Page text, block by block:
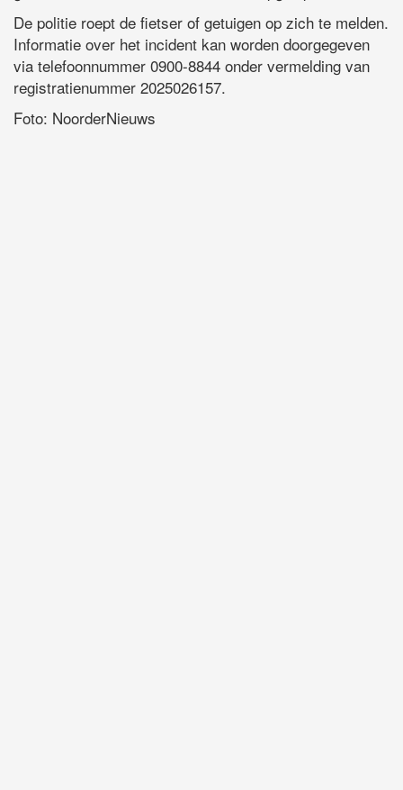
De politie roept de fietser of getuigen op zich te melden.
Informatie over het incident kan worden doorgegeven
via telefoonnummer 0900-8844 onder vermelding van
registratienummer 2025026157.
Foto: NoorderNieuws